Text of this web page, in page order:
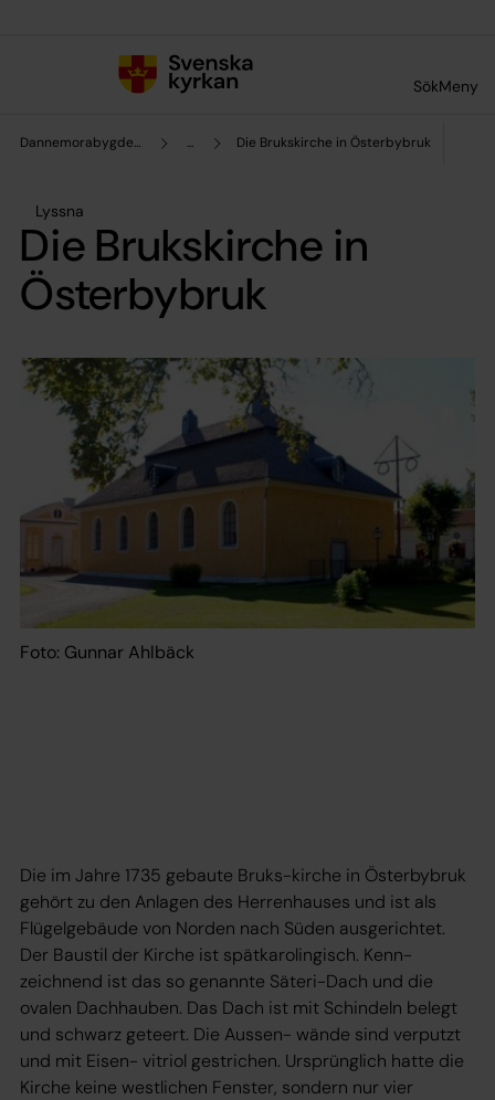
SökMeny
Dannemorabygdens församling ... Die Brukskirche in Österbybruk
Lyssna
Die Brukskirche in
Österbybruk
Foto: Gunnar Ahlbäck
Die im Jahre 1735 gebaute Bruks-kirche in Österbybruk
gehört zu den Anlagen des Herrenhauses und ist als
Flügelgebäude von Norden nach Süden ausgerichtet.
Der Baustil der Kirche ist spätkarolingisch. Kenn-
zeichnend ist das so genannte Säteri-Dach und die
ovalen Dachhauben. Das Dach ist mit Schindeln belegt
und schwarz geteert. Die Aussen- wände sind verputzt
und mit Eisen- vitriol gestrichen. Ursprünglich hatte die
Kirche keine westlichen Fenster, sondern nur vier